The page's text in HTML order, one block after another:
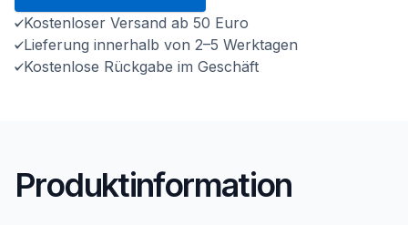
Kostenloser Versand ab 50 Euro
Lieferung innerhalb von 2–5 Werktagen
Kostenlose Rückgabe im Geschäft
Produktinformation